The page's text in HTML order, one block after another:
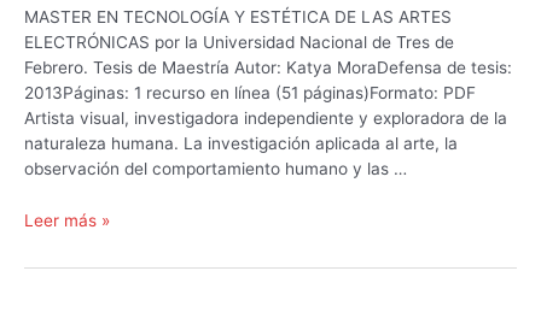
2.0.
Claudio
Lozdan
MASTER EN TECNOLOGÍA Y ESTÉTICA DE LAS ARTES
ELECTRÓNICAS por la Universidad Nacional de Tres de
Febrero. Tesis de Maestría Autor: Katya MoraDefensa de tesis:
2013Páginas: 1 recurso en línea (51 páginas)Formato: PDF
Artista visual, investigadora independiente y exploradora de la
naturaleza humana. La investigación aplicada al arte, la
observación del comportamiento humano y las …
Alquimia
lo
Leer más »